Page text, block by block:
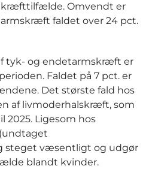
kræfttilfælde. Omvendt er
faldet over 24 pct.
tyk- og endetarmskræft er
Faldet på 7 pct. er
Det største fald hos
af livmoderhalskræft, som
2025. Ligesom hos
væsentligt og udgør
blandt kvinder.